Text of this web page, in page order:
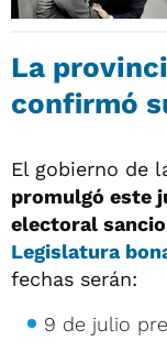
La
confirmó
El gobierno de
promulgó este
electoral
Legislatura
fechas serán:
9 de julio